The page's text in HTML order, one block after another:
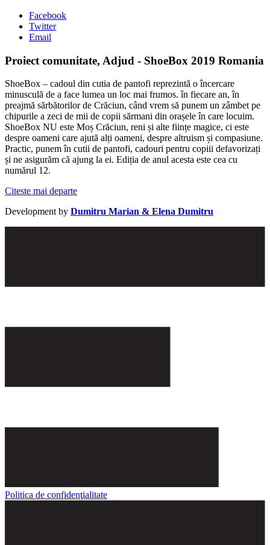
Facebook
Twitter
Email
Proiect comunitate, Adjud - ShoeBox 2019 Romania
ShoeBox – cadoul din cutia de pantofi reprezintă o încercare
minusculă de a face lumea un loc mai frumos. în fiecare an, în
preajmă sărbătorilor de Crăciun, când vrem să punem un zâmbet pe
chipurile a zeci de mii de copii sărmani din orașele în care locuim.
ShoeBox NU este Moș Crăciun, reni și alte ființe magice, ci este
despre oameni care ajută alți oameni, despre altruism și compasiune.
Practic, punem în cutii de pantofi, cadouri pentru copiii defavorizați
și ne asigurăm că ajung la ei. Ediția de anul acesta este cea cu
numărul 12.
Citeste mai departe
Development by Dumitru Marian & Elena Dumitru
Politica de confidenţialitate